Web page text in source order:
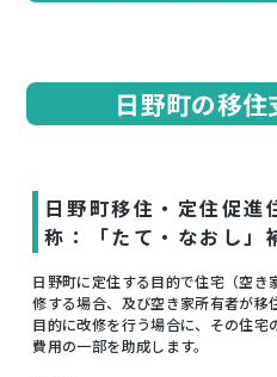
日野町の移
日野町移住・定住促進
称：「たて・なおし」
日野町に定住する目的で住宅（空
修する場合、及び空き家所有者が移
目的に改修を行う場合に、その住宅
費用の一部を助成します。